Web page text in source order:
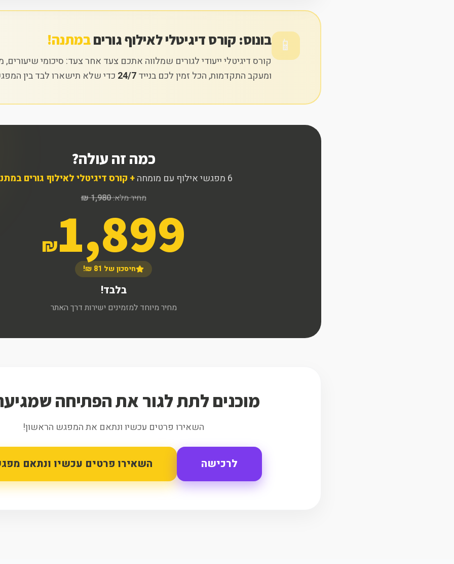
📱 בונוס: קורס דיגיטלי לאילוף גוריםבמתנה!
קורס דיגיטלי ייעודי לגורים שמלווה אתכם צעד אחר צעד: סיכומי
ומעקב התקדמות, הכל זמין לכם בנייד24/7 כדי שלא תישארו לבד בין
כמה זה עולה?
6 מפגשי אילוף עם מומחה + קורס דיגיטלי לאילוף גורים
מחיר מלא:1,980 ₪
1,899
₪
חיסכון של 81 ₪!
בלבד!
מחיר מיוחד למזמינים ישירות דרך האתר
מוכנים לתת לגור את הפתיחה
השאירו פרטים עכשיו ונתאם את המפגש הראשון!
לרכישה השאירו פרטים עכשיו ונתאם